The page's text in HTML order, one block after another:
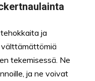
ja
tekemisessä. Ne
ja ne voivat